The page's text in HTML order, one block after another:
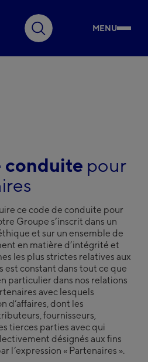
Faire
une
MENU
conduite pour
ce code de conduite pour
Groupe s’inscrit dans un
et sur un ensemble de
en matière d’intégrité et
les plus strictes relatives aux
est constant dans tout ce que
particulier dans nos relations
avec lesquels
d‘affaires, dont les
fournisseurs,
tierces parties avec qui
désignés aux fins
l’expression « Partenaires ».